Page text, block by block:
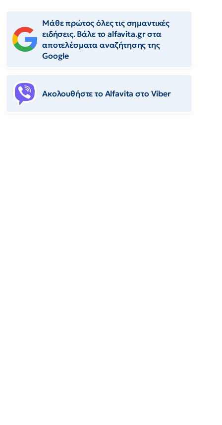
Μάθε πρώτος όλες τις σημαντικές
ειδήσεις. Βάλε το alfavita.gr στα
αποτελέσματα αναζήτησης της
Google
Ακολουθήστε το Αlfavita στο Viber